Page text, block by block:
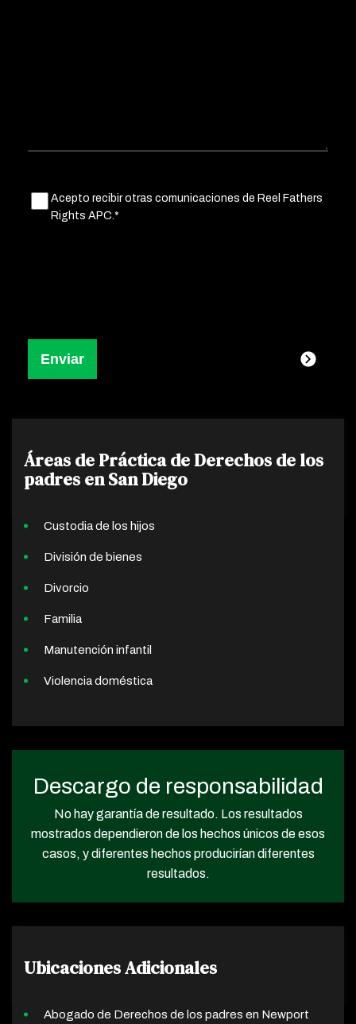
Untitled(Obligatorio)
Acepto recibir otras comunicaciones de Reel Fathers
Rights APC.*
Áreas de Práctica de Derechos de los
padres en San Diego
Custodia de los hijos
División de bienes
Divorcio
Familia
Manutención infantil
Violencia doméstica
Descargo de responsabilidad
No hay garantía de resultado. Los resultados
mostrados dependieron de los hechos únicos de esos
casos, y diferentes hechos producirían diferentes
resultados.
Ubicaciones Adicionales
Abogado de Derechos de los padres en Newport